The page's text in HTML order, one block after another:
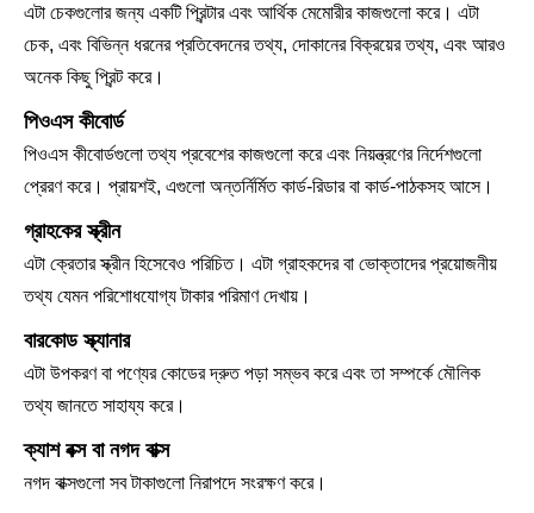
এটা চেকগুলোর জন্য একটি প্রিন্টার এবং আর্থিক মেমোরীর কাজগুলো করে। এটা
চেক, এবং বিভিন্ন ধরনের প্রতিবেদনের তথ্য, দোকানের বিক্রয়ের তথ্য, এবং আরও
অনেক কিছু প্রিন্ট করে।
পিওএস কীবোর্ড
পিওএস কীবোর্ডগুলো তথ্য প্রবেশের কাজগুলো করে এবং নিয়ন্ত্রণের নির্দেশগুলো
প্রেরণ করে। প্রায়শই, এগুলো অন্তর্নির্মিত কার্ড-রিডার বা কার্ড-পাঠকসহ আসে।
গ্রাহকের স্ক্রীন
এটা ক্রেতার স্ক্রীন হিসেবেও পরিচিত। এটা গ্রাহকদের বা ভোক্তাদের প্রয়োজনীয়
তথ্য যেমন পরিশোধযোগ্য টাকার পরিমাণ দেখায়।
বারকোড স্ক্যানার
এটা উপকরণ বা পণ্যের কোডের দ্রুত পড়া সম্ভব করে এবং তা সম্পর্কে মৌলিক
তথ্য জানতে সাহায্য করে।
ক্যাশ বক্স বা নগদ বাক্স
নগদ বাক্সগুলো সব টাকাগুলো নিরাপদে সংরক্ষণ করে।